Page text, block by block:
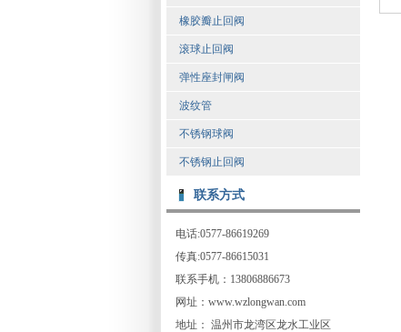
橡胶瓣止回阀
滚球止回阀
弹性座封闸阀
波纹管
不锈钢球阀
不锈钢止回阀
联系方式
电话:0577-86619269
传真:0577-86615031
联系手机：13806886673
网址：www.wzlongwan.com
地址： 温州市龙湾区龙水工业区